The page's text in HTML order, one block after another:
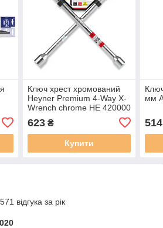
Ключ хрест хромований
Heyner Premium 4-Way X-
Wrench chrome HE 420000
623₴
Купити
мм
514
відгука за рік